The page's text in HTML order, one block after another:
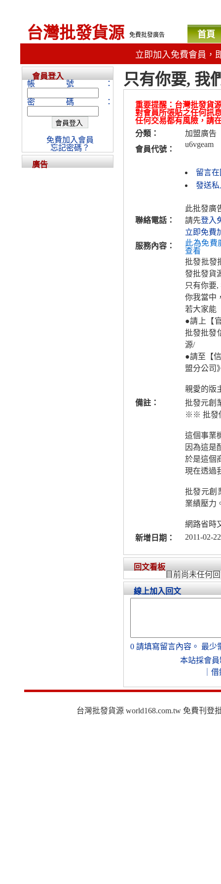
台灣批發貨源 免費批發廣告 首頁
立即加入免費會員，
只有你要, 我
重要提醒：台灣批發貨
對會員所張貼之任何訊
任何交易都有風險，請
分類：
加盟廣告
會員代號：
u6vgeam
留言
發送私
聯絡電話：
此批發廣
請先登入
立即免費
服務內容：
此為免費
查看
批發批發
發批發貨
只有你要
你我當中
若大家能
●請上【
批發批發
源/
●請至【
盟分公司
親愛的版
備註：
批發元創
※※ 批發
這個事業
因為這是
於是這個
現在透過
批發元創
業績壓力
網路省時
新增日期：
2011-02-
回文看板
目前尚未任何
線上加入回文
0 請填寫留言內容。 最少
本站採會員
借
會員登入
帳號：
密碼：
免費加入會員
忘記密碼？
廣告
台灣批發貨源 world168.com.tw 免費刊登